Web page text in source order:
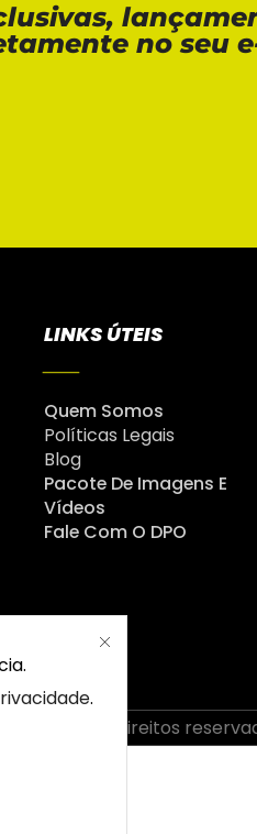
no seu
LINKS ÚTEIS
Quem Somos
Políticas Legais
Blog
Pacote De Imagens E
Vídeos
Fale Com O DPO
| Todos os direitos
.